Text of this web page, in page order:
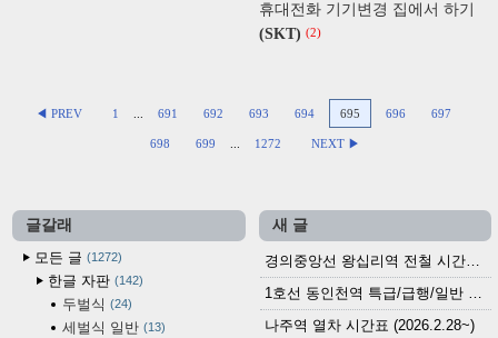
휴대전화 기기변경 집에서 하기
(SKT) (2)
◀ PREV 1 691 692 693 694 695 696 697
698 699 1272 NEXT ▶
글갈래
모든 글
1272
한글 자판 142
두벌식 24
세벌식 일반 13
새 글
경의중앙선 왕십리역 전철 시간표 (2026.4.20~)
1호선 동인천역 특급/급행/일반 전철 시간표 (2026.2.28~)
나주역 열차 시간표 (2026.2.28~)